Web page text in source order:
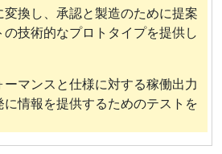
換し、承認と製造のために提案
技術的なプロトタイプを提供し
マンスと仕様に対する稼働出力
情報を提供するためのテストを